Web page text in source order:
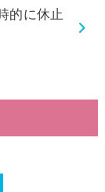
的に休止